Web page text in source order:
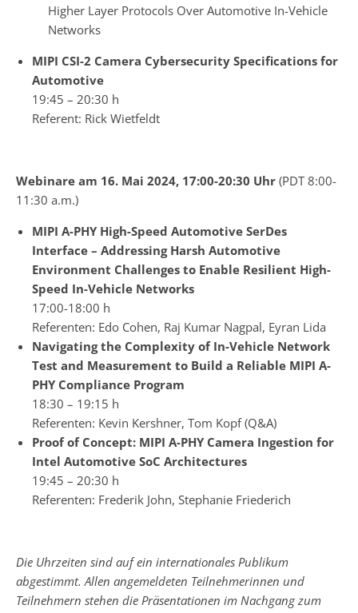
Higher Layer Protocols Over Automotive In-Vehicle
Networks
MIPI CSI-2 Camera Cybersecurity Specifications for
Automotive
19:45 – 20:30 h
Referent: Rick Wietfeldt
Webinare am 16. Mai 2024, 17:00-20:30 Uhr (PDT 8:00-
11:30 a.m.)
MIPI A-PHY High-Speed Automotive SerDes
Interface – Addressing Harsh Automotive
Environment Challenges to Enable Resilient High-
Speed In-Vehicle Networks
17:00-18:00 h
Referenten: Edo Cohen, Raj Kumar Nagpal, Eyran Lida
Navigating the Complexity of In-Vehicle Network
Test and Measurement to Build a Reliable MIPI A-
PHY Compliance Program
18:30 – 19:15 h
Referenten: Kevin Kershner, Tom Kopf (Q&A)
Proof of Concept: MIPI A-PHY Camera Ingestion for
Intel Automotive SoC Architectures
19:45 – 20:30 h
Referenten: Frederik John, Stephanie Friederich
Die Uhrzeiten sind auf ein internationales Publikum
abgestimmt. Allen angemeldeten Teilnehmerinnen und
Teilnehmern stehen die Präsentationen im Nachgang zum